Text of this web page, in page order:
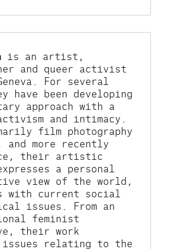
is an artist,
and queer activist
For several
have been developing
approach with a
and intimacy.
film photography
and more recently
their artistic
a personal
view of the world,
with current social
issues. From an
feminist
their work
issues relating to the